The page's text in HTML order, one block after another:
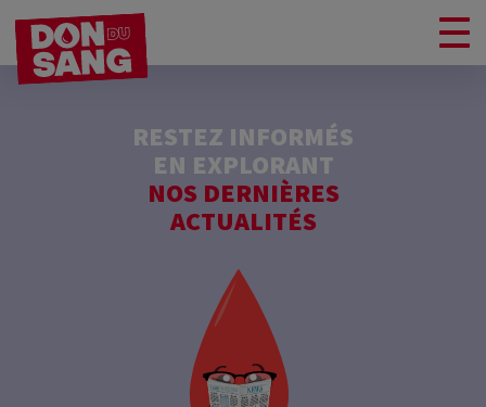
RESTEZ INFORMÉS
EN EXPLORANT
NOS DERNIÈRES
ACTUALITÉS